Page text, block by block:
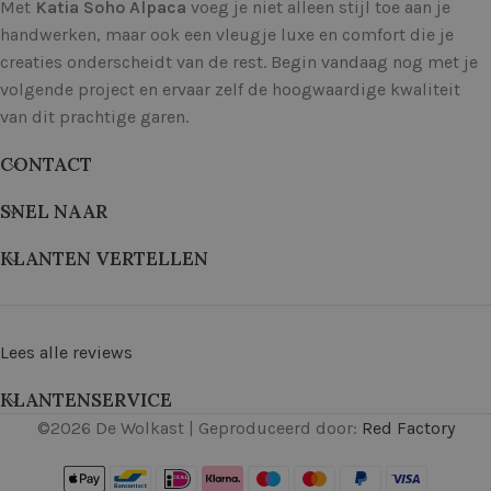
Met Katia Soho Alpaca voeg je niet alleen stijl toe aan je
handwerken, maar ook een vleugje luxe en comfort die je
creaties onderscheidt van de rest. Begin vandaag nog met je
volgende project en ervaar zelf de hoogwaardige kwaliteit
van dit prachtige garen.
CONTACT
SNEL NAAR
KLANTEN VERTELLEN
Lees alle reviews
KLANTENSERVICE
©2026 De Wolkast | Geproduceerd door: Red Factory